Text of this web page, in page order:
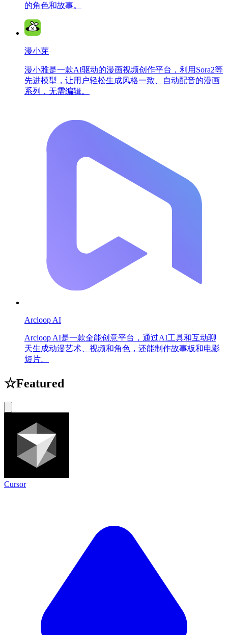
的角色和故事。
漫小芽
漫小雅是一款AI驱动的漫画视频创作平台，利用Sora2等
先进模型，让用户轻松生成风格一致、自动配音的漫画
系列，无需编辑。
Arcloop AI
Arcloop AI是一款全能创意平台，通过AI工具和互动聊
天生成动漫艺术、视频和角色，还能制作故事板和电影
短片。
☆Featured
Cursor